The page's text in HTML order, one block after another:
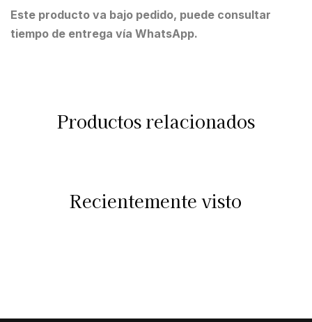
Este producto va bajo pedido, puede consultar
tiempo de entrega vía WhatsApp.
Productos relacionados
Recientemente visto